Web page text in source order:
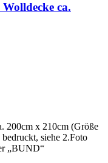
ca.
200cm x 210cm (Größe
siehe 2.Foto
„BUND“